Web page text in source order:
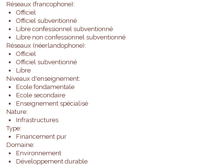
Réseaux (francophone):
Officiel
Officiel subventionné
Libre confessionnel subventionné
Libre non confessionnel subventionné
Réseaux (néerlandophone):
Officiel
Officiel subventionné
Libre
Niveaux d'enseignement:
Ecole fondamentale
Ecole secondaire
Enseignement spécialisé
Nature:
Infrastructures
Type:
Financement pur
Domaine:
Environnement
Développement durable